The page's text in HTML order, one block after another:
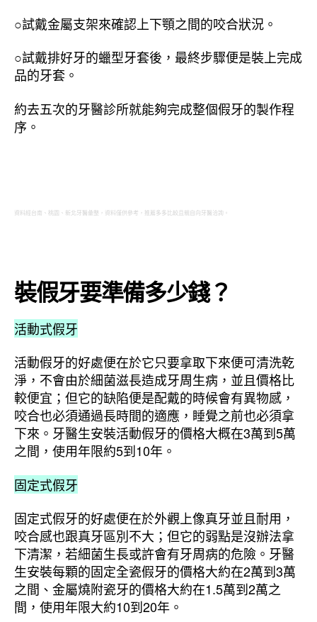
○試戴金屬支架來確認上下顎之間的咬合狀況。
○試戴排好牙的蠟型牙套後，最終步驟便是裝上完成
品的牙套。
約去五次的牙醫診所就能夠完成整個假牙的製作程
序。
資料經台南、桃園、新北牙醫彙整，資料僅供參考，推薦多多比較且親自向牙醫洽詢。
裝假牙要準備多少錢？
活動式假牙
活動假牙的好處便在於它只要拿取下來便可清洗乾
淨，不會由於細菌滋長造成牙周生病，並且價格比
較便宜；但它的缺陷便是配戴的時候會有異物感，
咬合也必須通過長時間的適應，睡覺之前也必須拿
下來。牙醫生安裝活動假牙的價格大概在3萬到5萬
之間，使用年限約5到10年。
固定式假牙
固定式假牙的好處便在於外觀上像真牙並且耐用，
咬合感也跟真牙區別不大；但它的弱點是沒辦法拿
下清潔，若細菌生長或許會有牙周病的危險。牙醫
生安裝每顆的固定全瓷假牙的價格大約在2萬到3萬
之間、金屬燒附瓷牙的價格大約在1.5萬到2萬之
間，使用年限大約10到20年。